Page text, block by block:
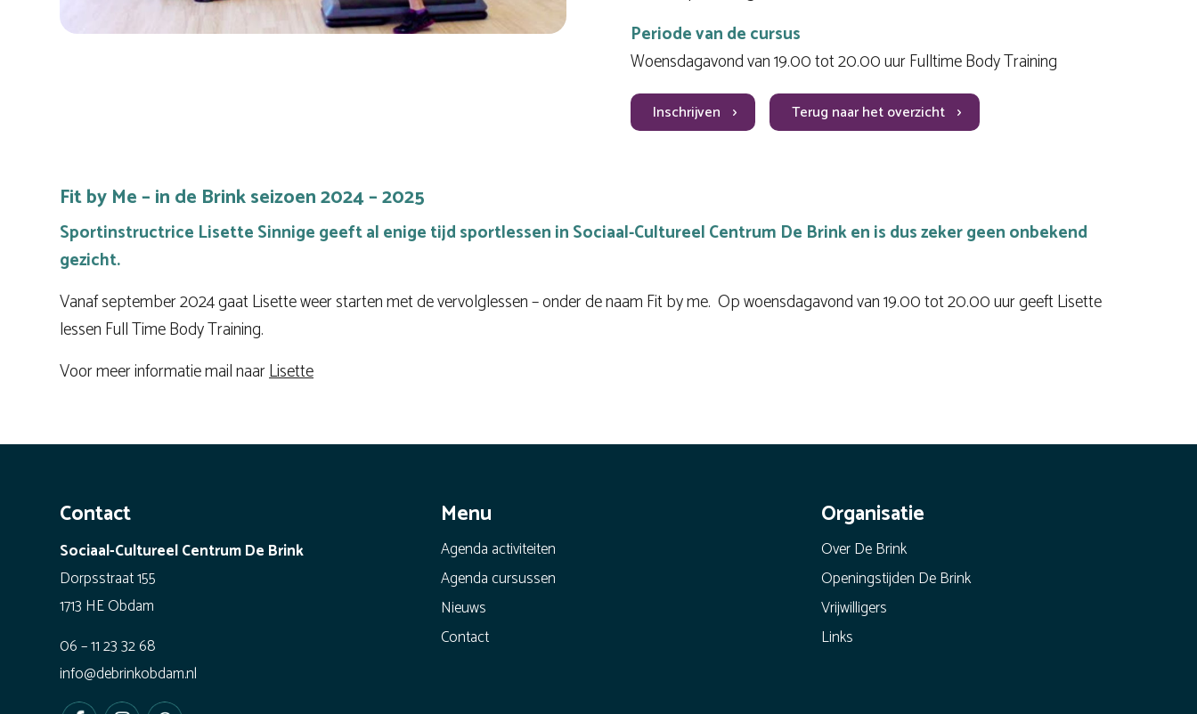
Periode van de cursus
Woensdagavond van 19.00 tot 20.00 uur Fulltime Body Training
Inschrijven Terug naar het overzicht
Fit by Me – in de Brink seizoen 2024 – 2025
Sportinstructrice Lisette Sinnige geeft al enige tijd sportlessen in Sociaal-Cultureel Centrum De Brink en is dus zeker geen onbekend
gezicht.
Vanaf september 2024 gaat Lisette weer starten met de vervolglessen – onder de naamFit by me. Op woensdagavond van 19.00 tot 20.00 uur geeft Lisette
lessen Full Time Body Training.
Voor meer informatie mail naarLisette
Contact
Sociaal-Cultureel Centrum De Brink
Dorpsstraat 155
1713 HE Obdam
06 – 11 23 32 68
info@debrinkobdam.nl
Menu
Agenda activiteiten
Agenda cursussen
Nieuws
Contact
Organisatie
Over De Brink
Openingstijden De Brink
Vrijwilligers
Links